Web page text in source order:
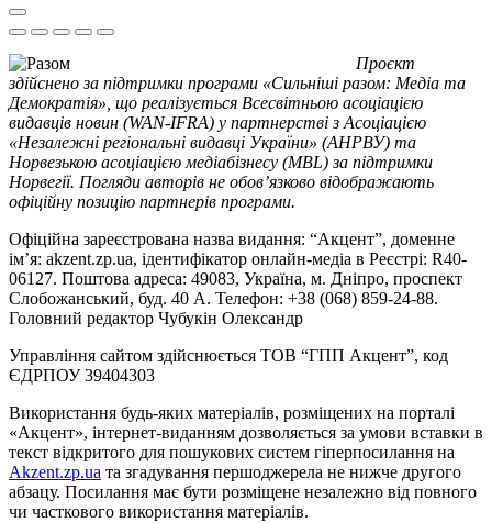
Проєкт
здійснено за підтримки програми «Сильніші разом: Медіа та
Демократія», що реалізується Всесвітньою асоціацією
видавців новин (WAN-IFRA) у партнерстві з Асоціацією
«Незалежні регіональні видавці України» (АНРВУ) та
Норвезькою асоціацією медіабізнесу (MBL) за підтримки
Норвегії. Погляди авторів не обов’язково відображають
офіційну позицію партнерів програми.
Офіційна зареєстрована назва видання: “Акцент”, доменне
ім’я: akzent.zp.ua, ідентифікатор онлайн-медіа в Реєстрі: R40-
06127. Поштова адреса: 49083, Україна, м. Дніпро, проспект
Слобожанський, буд. 40 А. Телефон: +38 (068) 859-24-88.
Головний редактор Чубукін Олександр
Управління сайтом здійснюється ТОВ “ГПП Акцент”, код
ЄДРПОУ 39404303
Використання будь-яких матеріалів, розміщених на порталі
«Акцент», інтернет-виданням дозволяється за умови вставки в
текст відкритого для пошукових систем гіперпосилання на
Akzent.zp.ua та згадування першоджерела не нижче другого
абзацу. Посилання має бути розміщене незалежно від повного
чи часткового використання матеріалів.